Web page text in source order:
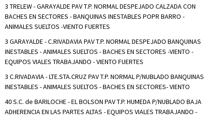
3 TRELEW - GARAYALDE PAV T.P. NORMAL DESPEJADO CALZADA CON
BACHES EN SECTORES - BANQUINAS INESTABLES POPR BARRO -
ANIMALES SUELTOS -VIENTO FUERTES
3 GARAYALDE - C.RIVADAVIA PAV T.P. NORMAL DESPEJADO BANQUINAS
INESTABLES - ANIMALES SUELTOS - BACHES EN SECTORES -VIENTO -
EQUIPOS VIALES TRABAJANDO - VIENTO FUERTES
3 C.RIVADAVIA - LTE.STA.CRUZ PAV T.P. NORMAL P/NUBLADO BANQUINAS
INESTABLES - ANIMALES SUELTOS - BACHES EN SECTORES- VIENTO
40 S.C. de BARILOCHE - EL BOLSON PAV T.P. HUMEDA P/NUBLADO BAJA
ADHERENCIA EN LAS PARTES ALTAS - EQUIPOS VIALES TRABAJANDO -